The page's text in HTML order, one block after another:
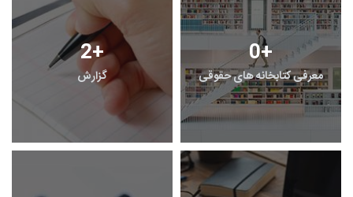
2+
گزارش
0+
معرفی کتابخانه های حقوقی